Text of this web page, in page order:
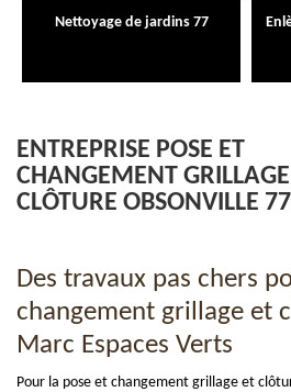
Nettoyage de jardins 77
ENTREPRISE POSE ET
CHANGEMENT
CLÔTURE OBSONVILLE
Des travaux pas chers
changement grillage et
Marc Espaces Verts
Pour la pose et changement grillage et